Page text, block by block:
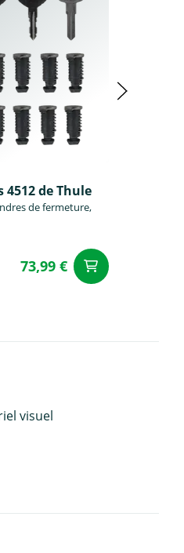
4512 de Thule
de fermeture,
73,99 €
visuel